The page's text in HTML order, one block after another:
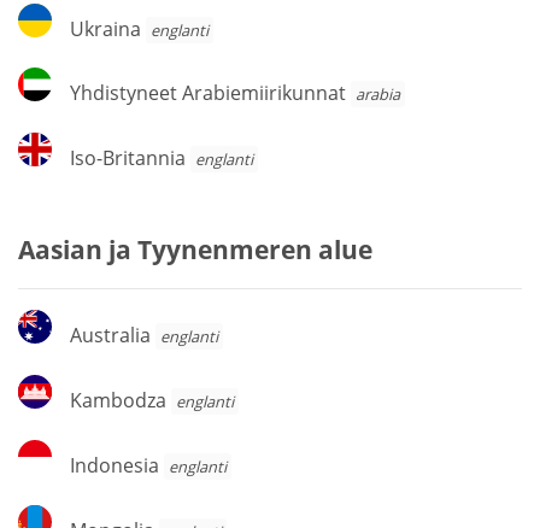
Ukraina
Ukraina englanti
Yhdistyneet
Arabiemiirikunnat
Yhdistyneet Arabiemiirikunnat arabia
Iso-
Britannia
Iso-Britannia englanti
Aasian ja Tyynenmeren alue
Australia
Australia englanti
Kambodza
Kambodza englanti
Indonesia
Indonesia englanti
Mongolia